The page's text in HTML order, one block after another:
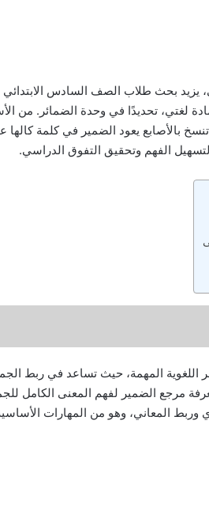
يزيد بحث طلاب الصف السادس
لغتي، تحديدًا في وحدة الضمائر. من
بالأصابع يعود الضمير في كلمة كالها
الفهم وتحقيق التفوق الدراسي.
اللغوية المهمة، حيث تساعد في ربط
مرجع الضمير لفهم المعنى الكامل
وربط المعاني، وهو من المهارات